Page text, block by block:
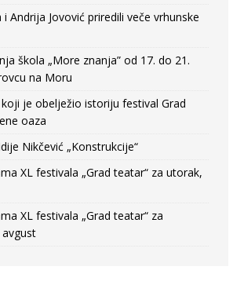
i Andrija Jovović priredili veče vrhunske
škola „More znanja” od 17. do 21.
na Moru
je obelježio istoriju festival Grad
oaza
Nikčević „Konstrukcije“
XL festivala „Grad teatar“ za utorak,
XL festivala „Grad teatar“ za